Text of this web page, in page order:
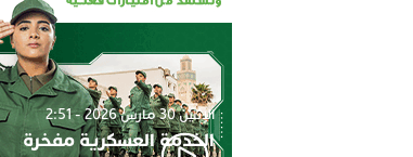
الإثنين 30 مارس 2026 - 2:51
الخدمة العسكرية مفخرة